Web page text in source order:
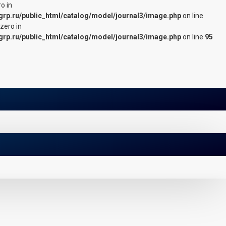
in
public_html/catalog/model/journal3/image.phpon line
in
public_html/catalog/model/journal3/image.phpon line 95